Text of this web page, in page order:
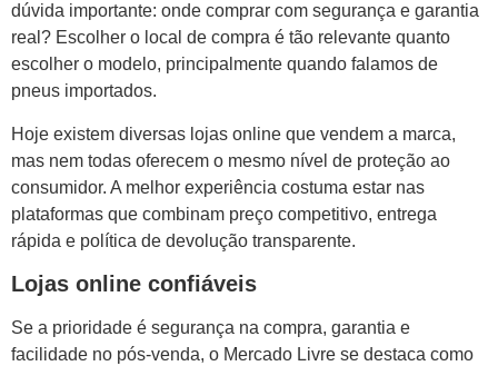
dúvida importante: onde comprar com segurança e garantia
real? Escolher o local de compra é tão relevante quanto
escolher o modelo, principalmente quando falamos de
pneus importados.
Hoje existem diversas lojas online que vendem a marca,
mas nem todas oferecem o mesmo nível de proteção ao
consumidor. A melhor experiência costuma estar nas
plataformas que combinam preço competitivo, entrega
rápida e política de devolução transparente.
Lojas online confiáveis
Se a prioridade é segurança na compra, garantia e
facilidade no pós-venda, o Mercado Livre se destaca como